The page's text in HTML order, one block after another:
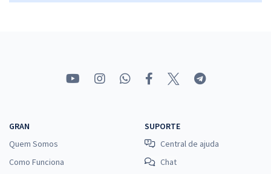
GRAN
Quem Somos
Como Funciona
SUPORTE
Central de ajuda
Chat